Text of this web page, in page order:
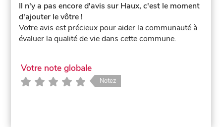
Il n'y a pas encore d'avis sur Haux, c'est le moment
d'ajouter le vôtre !
Votre avis est précieux pour aider la communauté à
évaluer la qualité de vie dans cette commune.
Votre note globale
Notez